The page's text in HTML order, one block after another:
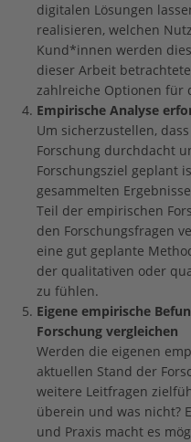
digitalen Lösungen
realisieren, welchen
Kund*innen werden
dieser Arbeit
zahlreiche Optionen für
Empirische Analyse
Um sicherzustellen,
Forschung durchdacht
Forschungsziel geplant
gesammelten
Teil der empirischen
den Forschungsfragen
eine gut geplante
der qualitativen oder
zu fühlen.
Eigene empirische
Forschung vergleichen
Werden die eigenen
aktuellen Stand der
weitere Leitfragen
überein und was nicht?
und Praxis macht es